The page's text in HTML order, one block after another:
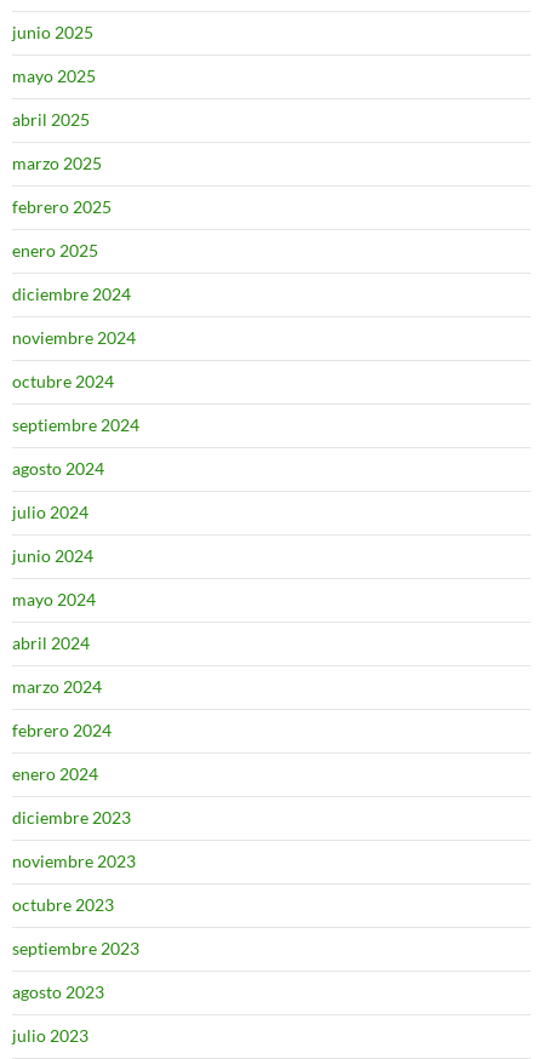
junio 2025
mayo 2025
abril 2025
marzo 2025
febrero 2025
enero 2025
diciembre 2024
noviembre 2024
octubre 2024
septiembre 2024
agosto 2024
julio 2024
junio 2024
mayo 2024
abril 2024
marzo 2024
febrero 2024
enero 2024
diciembre 2023
noviembre 2023
octubre 2023
septiembre 2023
agosto 2023
julio 2023